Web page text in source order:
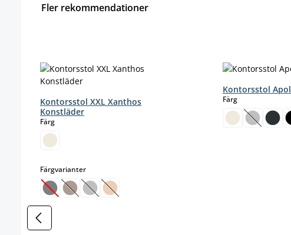
Fler rekommendationer
Kontorsstol XXL Xanthos
Konstläder
Färgselect
Färgvarianterselect
(Det här alternativet är för närvarande inte tillgängligt.)
(Det här alternativet är för närvarande inte tillgängligt.)
(Det här alternativet är för närvarande inte
(Det här alternativet är för närvarande inte
Kontorsstol
Färgselect
(Det här